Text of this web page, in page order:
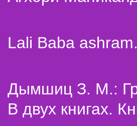
Lali Baba
Дымшиц З. М.:
В двух книгах.